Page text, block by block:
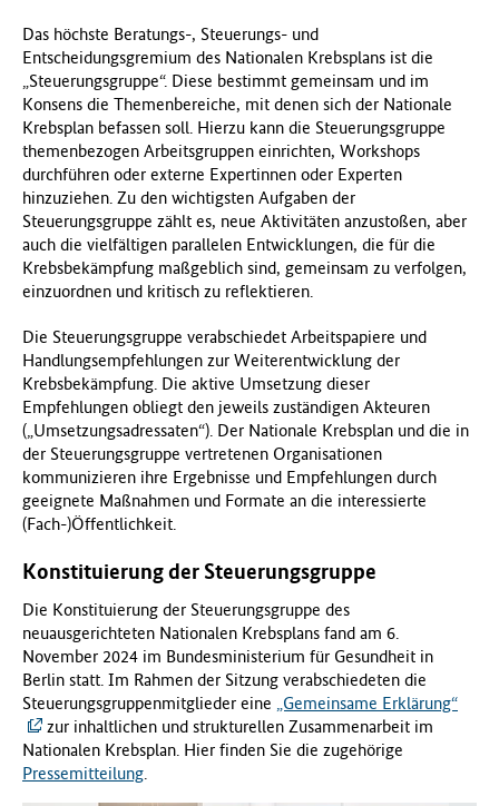
Das höchste Beratungs-, Steuerungs- und
Entscheidungsgremium des Nationalen Krebsplans ist die
„Steuerungsgruppe“. Diese bestimmt gemeinsam und im
Konsens die Themenbereiche, mit denen sich der Nationale
Krebsplan befassen soll. Hierzu kann die Steuerungsgruppe
themenbezogen Arbeitsgruppen einrichten, Workshops
durchführen oder externe Expertinnen oder Experten
hinzuziehen. Zu den wichtigsten Aufgaben der
Steuerungsgruppe zählt es, neue Aktivitäten anzustoßen, aber
auch die vielfältigen parallelen Entwicklungen, die für die
Krebsbekämpfung maßgeblich sind, gemeinsam zu verfolgen,
einzuordnen und kritisch zu reflektieren.
Die Steuerungsgruppe verabschiedet Arbeitspapiere und
Handlungsempfehlungen zur Weiterentwicklung der
Krebsbekämpfung. Die aktive Umsetzung dieser
Empfehlungen obliegt den jeweils zuständigen Akteuren
(„Umsetzungsadressaten“). Der Nationale Krebsplan und die in
der Steuerungsgruppe vertretenen Organisationen
kommunizieren ihre Ergebnisse und Empfehlungen durch
geeignete Maßnahmen und Formate an die interessierte
(Fach-)Öffentlichkeit.
Konstituierung der Steuerungsgruppe
Die Konstituierung der Steuerungsgruppe des
neuausgerichteten Nationalen Krebsplans fand am 6.
November 2024 im Bundesministerium für Gesundheit in
Berlin statt. Im Rahmen der Sitzung verabschiedeten die
Steuerungsgruppenmitglieder eine
„Gemeinsame Erklärung“
zur inhaltlichen und strukturellen Zusammenarbeit im
Nationalen Krebsplan. Hier finden Sie die zugehörige
Pressemitteilung